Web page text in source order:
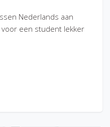
Nederlands aan
een student lekker